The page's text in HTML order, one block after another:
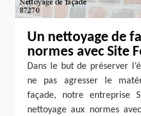
Un nettoyage de
normes avec Site
Dans le but de préserver
ne pas agresser le
façade, notre entreprise
nettoyage aux normes